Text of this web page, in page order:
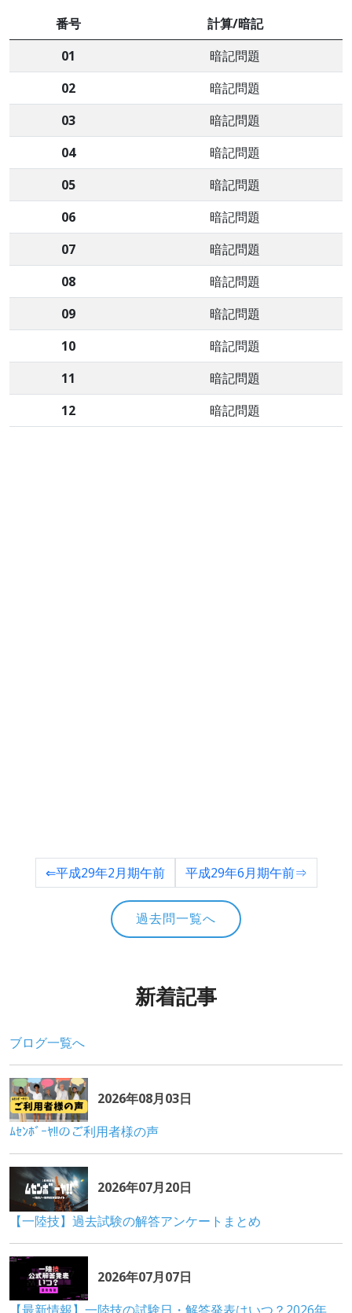
番号
計算/暗記
01
暗記問題
02
暗記問題
03
暗記問題
04
暗記問題
05
暗記問題
06
暗記問題
07
暗記問題
08
暗記問題
09
暗記問題
10
暗記問題
11
暗記問題
12
暗記問題
⇐平成29年2月期午前 平成29年6月期午前⇒
過去問一覧へ